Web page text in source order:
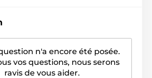
n'a encore été posée.
vos questions, nous serons
ravis de vous aider.